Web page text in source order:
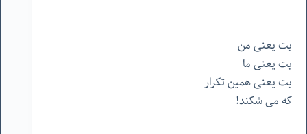
بت يعنى من
بت يعنى ما
بت يعنى همين تكرار
كه مى شكند!